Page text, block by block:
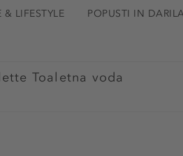
& LIFESTYLE POPUSTI IN
Toaletna voda